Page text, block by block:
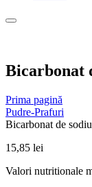
Bicarbonat
Prima pagină
Pudre-Prafuri
Bicarbonat de
15,85 lei
Valori nutritionale